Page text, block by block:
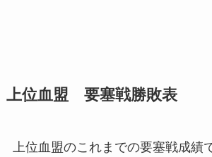
上位血盟 要塞戦勝敗表
上位血盟のこれまでの要塞戦成績